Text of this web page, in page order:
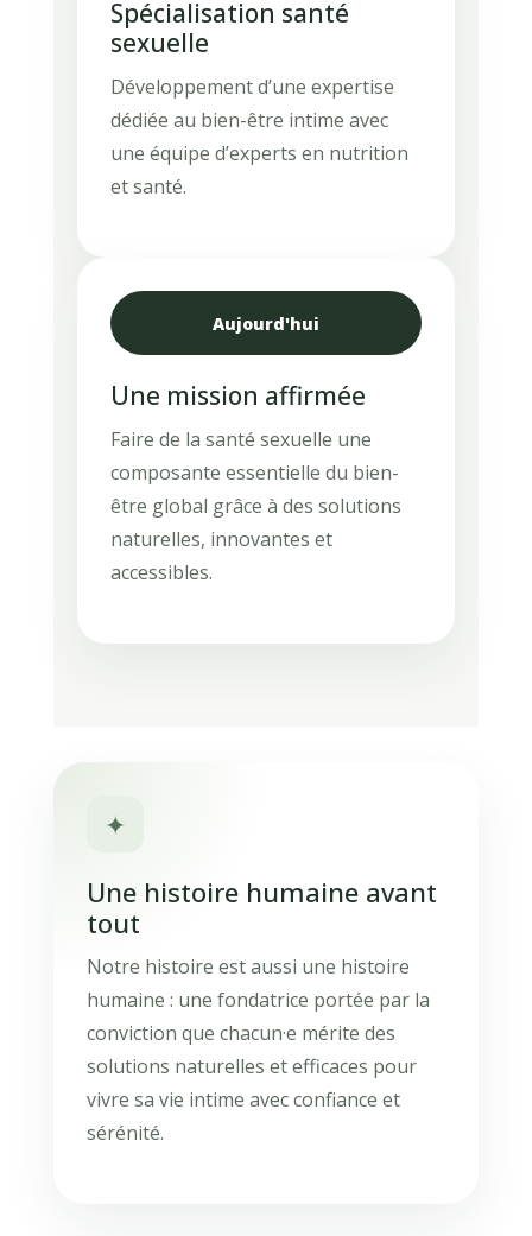
Spécialisation santé
sexuelle
Développement d’une expertise
dédiée au bien-être intime avec
une équipe d’experts en nutrition
et santé.
Aujourd'hui
Une mission affirmée
Faire de la santé sexuelle une
composante essentielle du bien-
être global grâce à des solutions
naturelles, innovantes et
accessibles.
✦
Une histoire humaine avant
tout
Notre histoire est aussi une histoire
humaine : une fondatrice portée par la
conviction que chacun·e mérite des
solutions naturelles et efficaces pour
vivre sa vie intime avec confiance et
sérénité.